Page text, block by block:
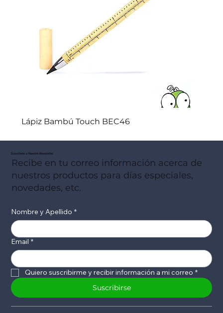
Lápiz Bambú Touch BEC46
Suscribete a Nuestro Newsletter
Recibe en tu correo información acerca de
nuestros productos para días especiales,
novedades, etc.
Nombre y Apellido *
Email *
Quiero suscribirme y recibir información a mi correo *
Suscribirse